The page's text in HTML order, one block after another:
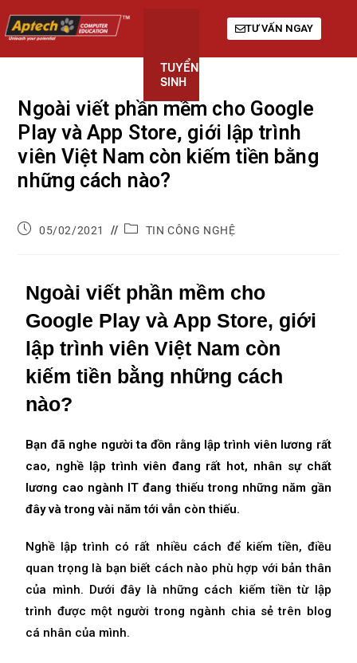
TUYỂN
SINH
TƯ VẤN NGAY
Ngoài viết phần mềm cho Google
Play và App Store, giới lập trình
viên Việt Nam còn kiếm tiền bằng
những cách nào?
05/02/2021 TIN CÔNG NGHỆ
Ngoài viết phần mềm cho
Google Play và App Store, giới
lập trình viên Việt Nam còn
kiếm tiền bằng những cách
nào?
Bạn đã nghe người ta đồn rằng lập trình viên lương rất
cao, nghề lập trình viên đang rất hot, nhân sự chất
lương cao ngành IT đang thiếu trong những năm gần
đây và trong vài năm tới vẫn còn thiếu.
Nghề lập trình có rất nhiều cách để kiếm tiền, điều
quan trọng là bạn biết cách nào phù hợp với bản thân
của mình. Dưới đây là những cách kiếm tiền từ lập
trình được một người trong ngành chia sẻ trên blog
cá nhân của mình.